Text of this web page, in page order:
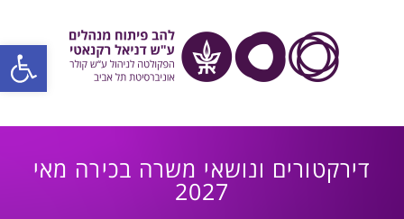
פתח
דירקטורים ונושאי משרה בכירה מאי
2027